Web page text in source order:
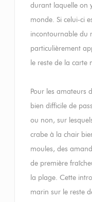
durant laquelle on
monde. Si celui-ci
incontournable du
particulièrement
le reste de la carte
Pour les amateurs
bien difficile de
ou non, sur
crabe à la chair
moules, des
de première
la plage. Cette
marin sur le reste